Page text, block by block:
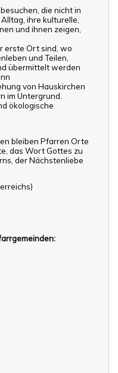
die nicht in
ihre kulturelle,
und ihnen zeigen,
erste Ort sind, wo
und Teilen,
übermittelt werden
von Hauskirchen
im Untergrund.
ökologische
bleiben Pfarren Orte
das Wort Gottes zu
der Nächstenliebe